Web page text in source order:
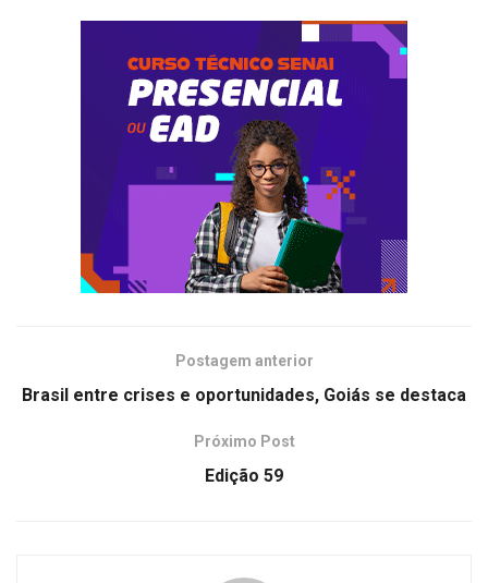
Postagem anterior
Brasil entre crises e oportunidades, Goiás se destaca
Próximo Post
Edição 59